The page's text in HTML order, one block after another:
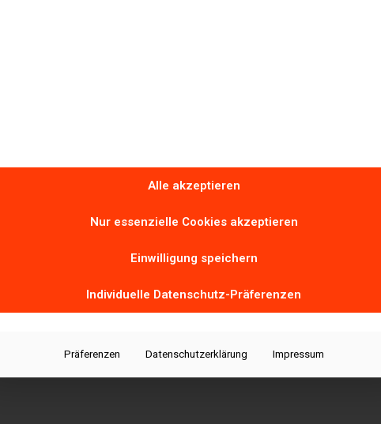
Alle akzeptieren
Nur essenzielle Cookies akzeptieren
Einwilligung speichern
Individuelle Datenschutz-Präferenzen
Präferenzen Datenschutzerklärung Impressum